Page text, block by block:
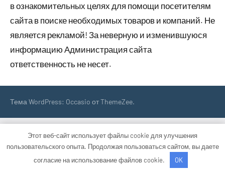
в ознакомительных целях для помощи посетителям
сайта в поиске необходимых товаров и компаний. Не
является рекламой! За неверную и изменившуюся
информацию Администрация сайта
ответственность не несет.
Тема WordPress: Occasio от ThemeZee.
Этот веб-сайт использует файлы cookie для улучшения
пользовательского опыта. Продолжая пользоваться сайтом, вы даете
согласие на использование файлов cookie.
OK